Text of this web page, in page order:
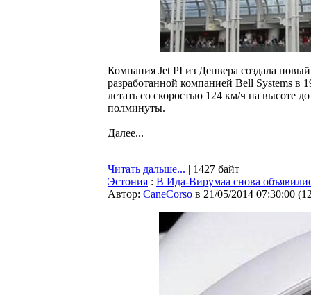
Компания Jet PI из Денвера создала
разработанной компанией Bell Systems в
летать со скоростью 124 км/ч на высоте
полминуты.
Далее...
Читать дальше... | 1427 байт
Эстония : В Ида-Вирумаа снова
Автор: CaneCorso в 21/05/2014 07:30:00 (